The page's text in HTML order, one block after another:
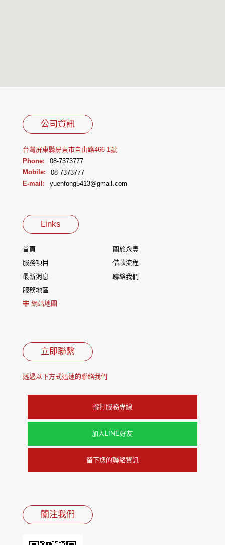
公司資訊
台灣屏東縣屏東市自由路466-1號
Phone:
08-7373777
Mobile:
08-7373777
E-mail:
yuenfong5413@gmail.com
Links
首頁
關於永豐
服務項目
借款流程
最新消息
聯絡我們
服務地區
網站地圖
立即聯繫
透過以下方式迅速的聯絡我們
撥打服務專線
加入LINE好友
留下您的聯絡資訊
關注我們